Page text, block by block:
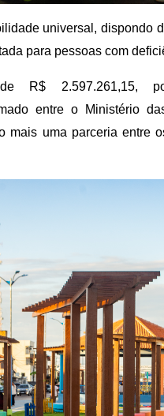
universal, dispondo
para pessoas com
R$ 2.597.261,15,
entre o Ministério
mais uma parceria entre